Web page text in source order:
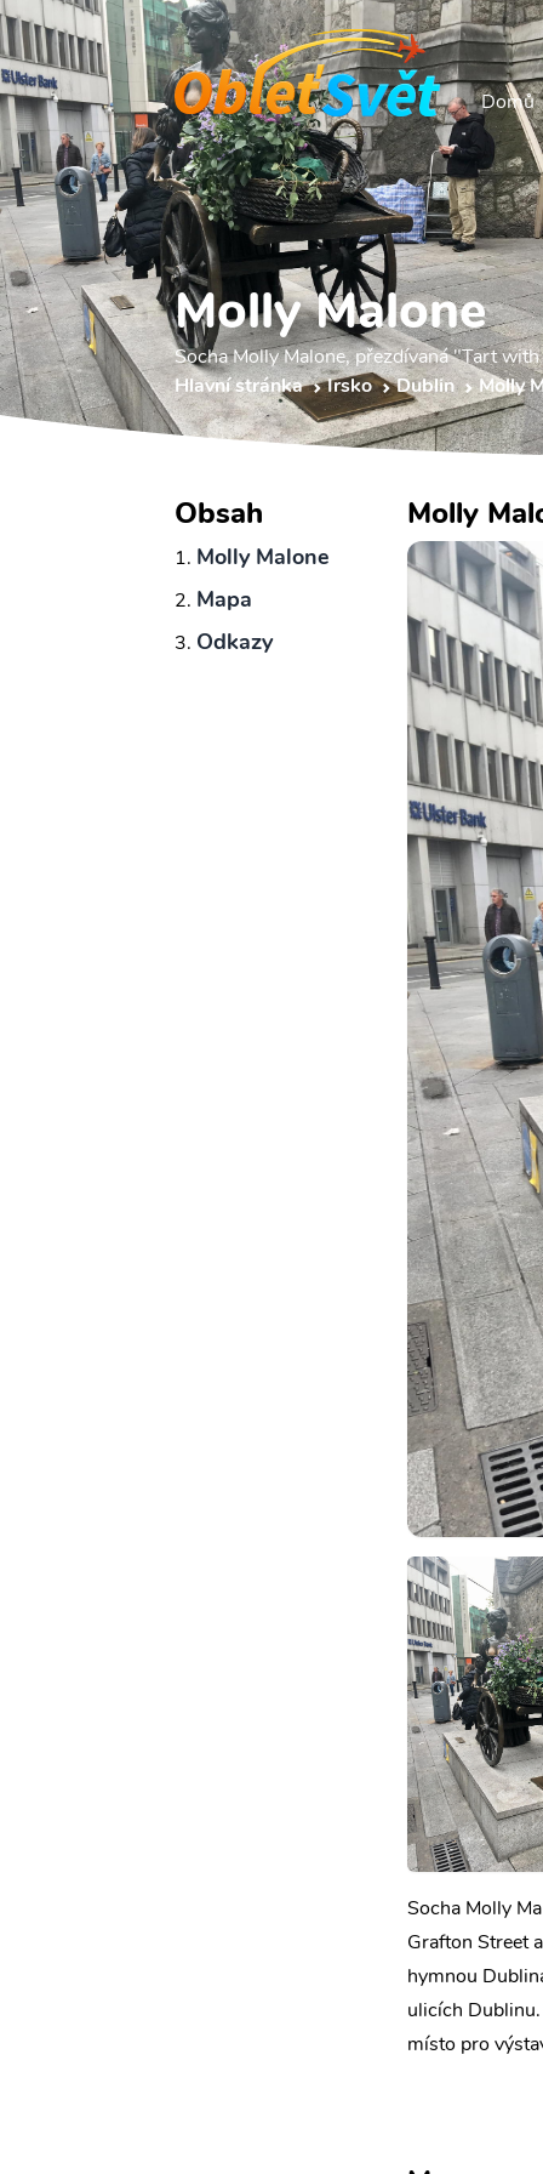
Domů
Molly Malone
Socha Molly Malone, přezdívaná "Tart
Hlavní stránka
Irsko Dublin Molly
Obsah
Molly Malone
Mapa
Odkazy
Molly
Socha Molly
Grafton Street
hymnou
ulicích
místo pro